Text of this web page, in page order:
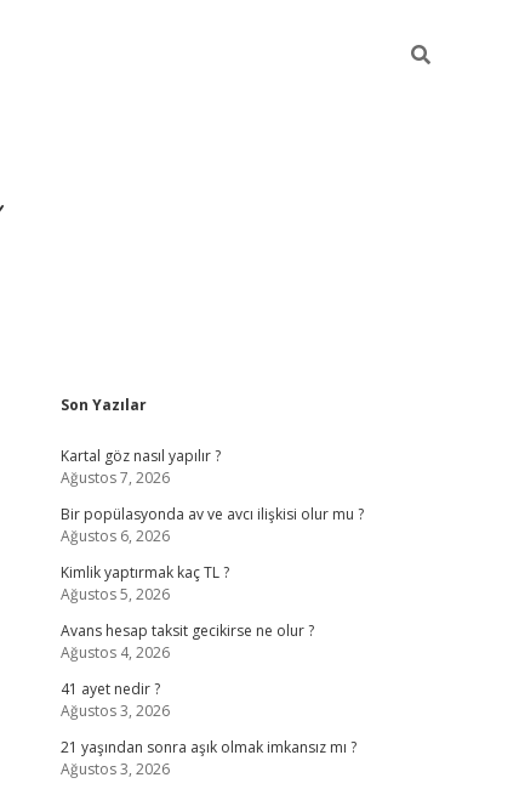
Sidebar
Son Yazılar
Kartal göz nasıl yapılır ?
Ağustos 7, 2026
Bir popülasyonda av ve avcı ilişkisi olur mu ?
Ağustos 6, 2026
Kimlik yaptırmak kaç TL ?
Ağustos 5, 2026
Avans hesap taksit gecikirse ne olur ?
Ağustos 4, 2026
41 ayet nedir ?
Ağustos 3, 2026
21 yaşından sonra aşık olmak imkansız mı ?
Ağustos 3, 2026